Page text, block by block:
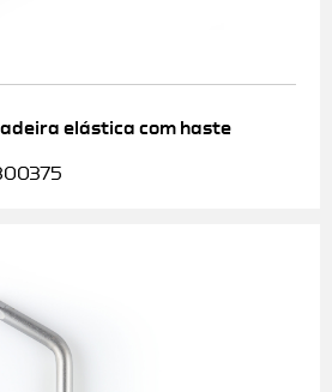
elástica com haste